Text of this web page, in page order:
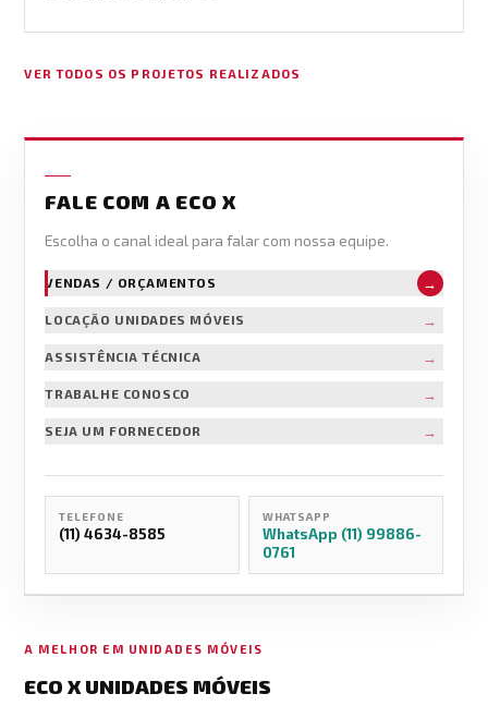
VER TODOS OS PROJETOS REALIZADOS
FALE COM A ECO X
Escolha o canal ideal para falar com nossa equipe.
VENDAS / ORÇAMENTOS →
LOCAÇÃO UNIDADES MÓVEIS →
ASSISTÊNCIA TÉCNICA →
TRABALHE CONOSCO →
SEJA UM FORNECEDOR →
TELEFONE
(11) 4634-8585
WHATSAPP
WhatsApp (11) 99886-
0761
A MELHOR EM UNIDADES MÓVEIS
ECO X UNIDADES MÓVEIS